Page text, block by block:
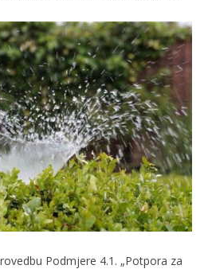
OTVORENO
ulaganje u navodnjavanje
gospodarstvu
Podmjere 4.1. „Potpora za